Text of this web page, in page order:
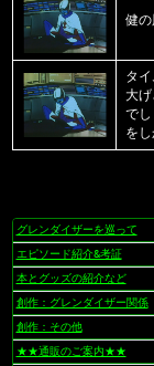
健の
タ
大
で
を
ナ
ビ
ゲ
ー
シ
ョ
ン
グレンダイザーを巡って
エピソード紹介&考証
本とグッズの紹介など
創作：グレンダイザー関係
創作：その他
★★通販のご案内★★